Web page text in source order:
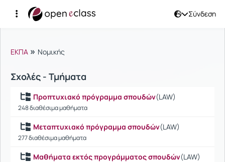
Σύνδεση
Μαθήματα
ΕΚΠΑ » Νομικής
Σχολές - Τμήματα
Προπτυχιακό πρόγραμμα σπουδών(LAW)
248 διαθέσιμα μαθήματα
Μεταπτυχιακό πρόγραμμα σπουδών(LAW)
277 διαθέσιμα μαθήματα
Μαθήματα εκτός προγράμματος σπουδών(LAW)